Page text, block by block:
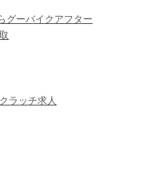
グーバイクアフター
ラッチ求人